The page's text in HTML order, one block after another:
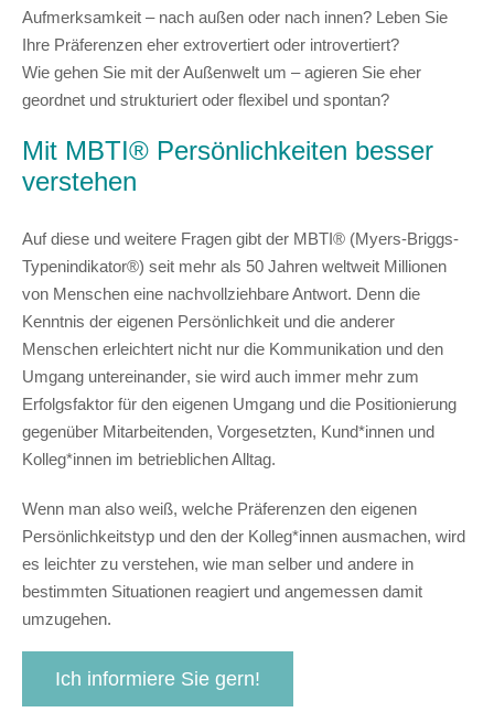
Aufmerksamkeit – nach außen oder nach innen? Leben Sie
Ihre Präferenzen eher extrovertiert oder introvertiert?
Wie gehen Sie mit der Außenwelt um –agieren Sie eher
geordnet und strukturiert oder flexibel und spontan?
Mit MBTI® Persönlichkeiten besser
verstehen
Auf diese und weitere Fragen gibt der MBTI® (Myers-Briggs-
Typenindikator®) seit mehr als 50 Jahren weltweit Millionen
von Menschen eine nachvollziehbare Antwort. Denn die
Kenntnis der eigenen Persönlichkeit und die anderer
Menschen erleichtert nicht nur die Kommunikation und den
Umgang untereinander, sie wird auch immer mehr zum
Erfolgsfaktor für den eigenen Umgang und die Positionierung
gegenüber Mitarbeitenden, Vorgesetzten, Kund*innen und
Kolleg*innen im betrieblichen Alltag.
Wenn man also weiß, welche Präferenzen den eigenen
Persönlichkeitstyp und den der Kolleg*innen ausmachen, wird
es leichter zu verstehen, wie man selber und andere in
bestimmten Situationen reagiert und angemessen damit
umzugehen.
Ich informiere Sie gern!